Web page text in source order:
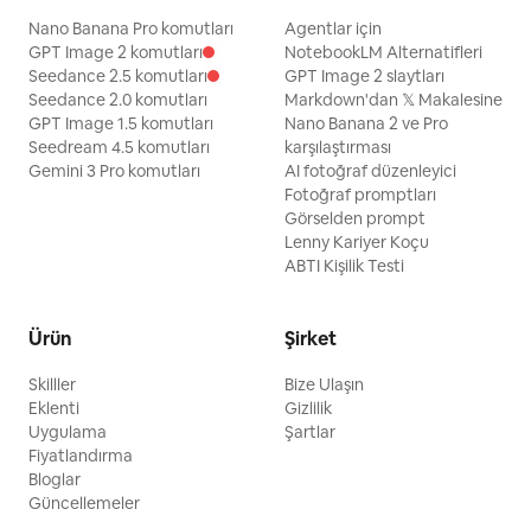
Nano Banana Pro komutları
GPT Image 2 komutları
Seedance 2.5 komutları
Seedance 2.0 komutları
GPT Image 1.5 komutları
Seedream 4.5 komutları
Gemini 3 Pro komutları
Agentlar için
NotebookLM Alternatifleri
GPT Image 2 slaytları
Markdown'dan 𝕏 Makalesine
Nano Banana 2 ve Pro
karşılaştırması
AI fotoğraf düzenleyici
Fotoğraf promptları
Görselden prompt
Lenny Kariyer Koçu
ABTI Kişilik Testi
Ürün
Skilller
Eklenti
Uygulama
Fiyatlandırma
Bloglar
Güncellemeler
Şirket
Bize Ulaşın
Gizlilik
Şartlar